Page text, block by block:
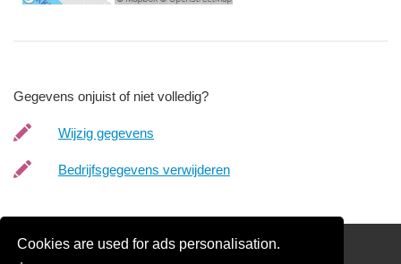
Cookies are used for ads personalisation.
Gegevens onjuist of niet volledig?
Wijzig gegevens
Bedrijfsgegevens verwijderen
Schilder Offerte Aanvragen